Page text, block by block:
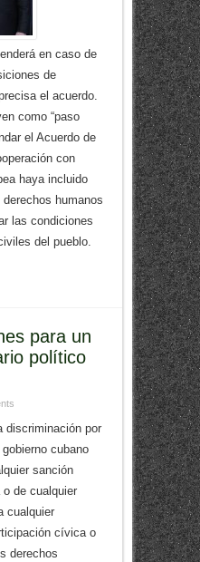
en caso de
de
el acuerdo.
como “paso
el Acuerdo de
con
haya incluido
humanos
las condiciones
del pueblo.
para un
político
discriminación por
cubano
sanción
de cualquier
cualquier
cívica o
derechos